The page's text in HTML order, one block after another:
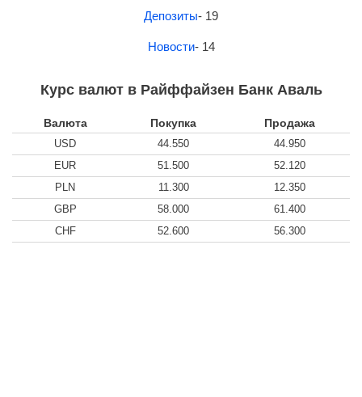
Депозиты- 19
Новости- 14
Курс валют в Райффайзен Банк Аваль
Валюта Покупка Продажа
USD 44.550
44.950
EUR
51.500
52.120
PLN
11.300
12.350
GBP
58.000
61.400
CHF
52.600 56.300